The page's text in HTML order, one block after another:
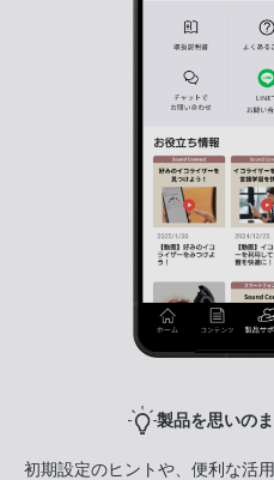
製品を思いの
初期設定のヒントや、便利な活